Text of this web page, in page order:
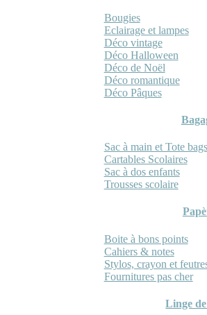
Bougies
Eclairage et lampes
Déco vintage
Déco Halloween
Déco de Noël
Déco romantique
Déco Pâques
Sac à main et Tote bags
Cartables Scolaires
Sac à dos enfants
Trousses scolaire
Boite à bons points
Cahiers & notes
Stylos, crayon et
Fournitures pas cher
Linge